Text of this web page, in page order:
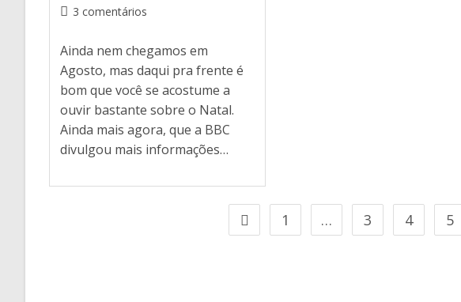
3 comentários
Ainda nem chegamos em
Agosto, mas daqui pra frente é
bom que você se acostume a
ouvir bastante sobre o Natal.
Ainda mais agora, que a BBC
divulgou mais informações…
1 … 3 4 5